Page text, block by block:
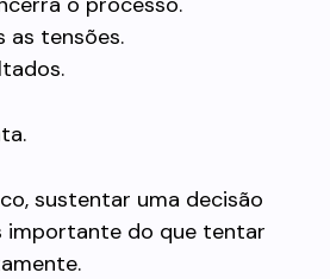
as tensões.
sustentar uma decisão
importante do que tentar